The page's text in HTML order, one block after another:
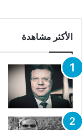
الأكثر مشاهدة